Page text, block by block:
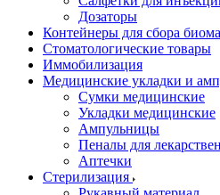
Дозаторы
Контейнеры для сбора
Стоматологические товары
Иммобилизация
Медицинские укладки и
Сумки медицинские
Укладки медицинские
Ампульницы
Пеналы для
Аптечки
Стерилизация